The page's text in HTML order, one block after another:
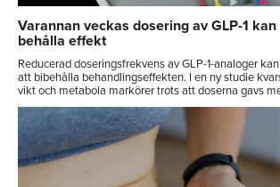
Varannan veckas dosering av GLP-1
behålla effekt
Reducerad doseringsfrekvens av GLP-1-analoger
att bibehålla behandlingseffekten. I en ny studie
vikt och metabola markörer trots att doserna gavs